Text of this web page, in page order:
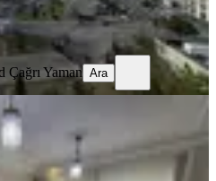
Çağrı Yaman
Çağrı Yaman Ara
Önü Açık Manzaralı
Full Yapılı 3+1
Mahallesi